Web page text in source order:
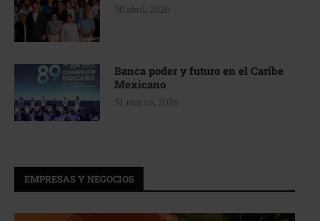
30 abril, 2026
Banca poder y futuro en el Caribe
Mexicano
31 marzo, 2026
EMPRESAS Y NEGOCIOS